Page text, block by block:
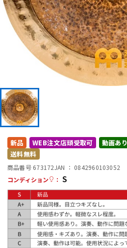
管楽器
アンプ
中古
新品 WEB注文店頭受取可 動画あり
送料無料
商品番号 673172JAN ： 0842960103052
コンディション
： S